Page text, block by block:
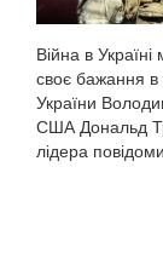
Війна в
своє бажання в
України
США Дональд
лідера